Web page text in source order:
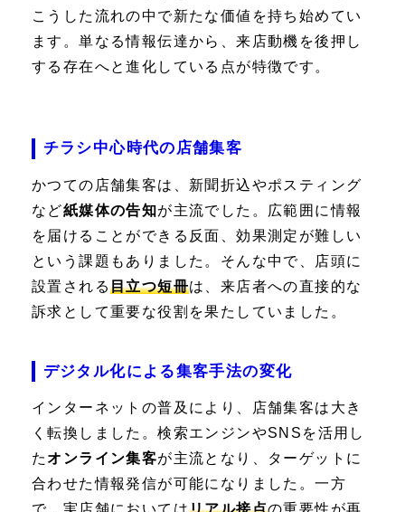
こうした流れの中で新たな価値を持ち始めてい
ます。単なる情報伝達から、来店動機を後押し
する存在へと進化している点が特徴です。
チラシ中心時代の店舗集客
かつての店舗集客は、新聞折込やポスティング
など紙媒体の告知が主流でした。広範囲に情報
を届けることができる反面、効果測定が難しい
という課題もありました。そんな中で、店頭に
設置される目立つ短冊は、来店者への直接的な
訴求として重要な役割を果たしていました。
デジタル化による集客手法の変化
インターネットの普及により、店舗集客は大き
く転換しました。検索エンジンやSNSを活用し
たオンライン集客が主流となり、ターゲットに
合わせた情報発信が可能になりました。一方